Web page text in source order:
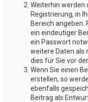
Weiterhin werden
Registrierung, in
Bereich angeben.
ein eindeutiger
ein Passwort
weitere Daten als
dies für Sie vor
Wenn Sie einen
erstellen, so
ebenfalls
Beitrag als